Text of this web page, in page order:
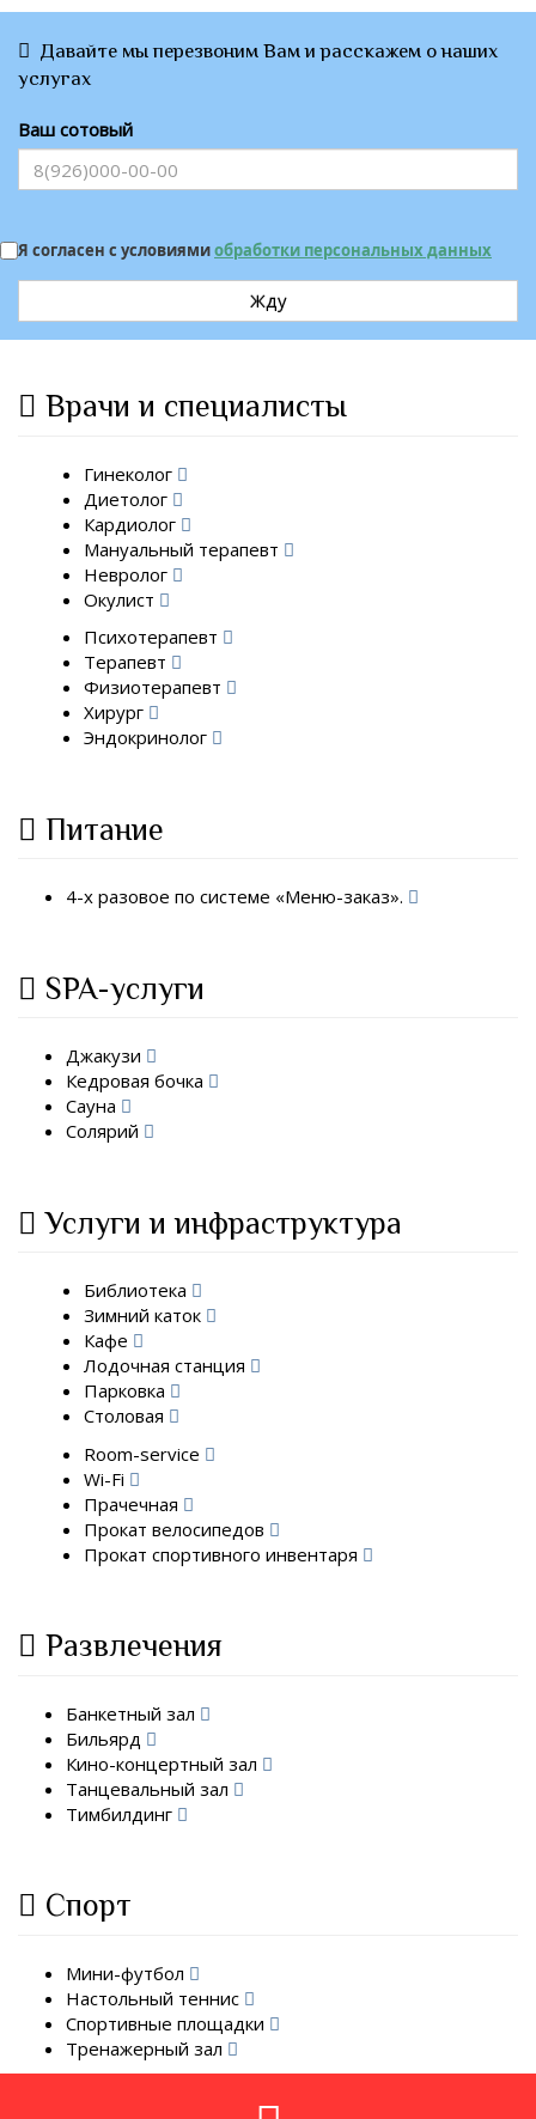
Давайте мы перезвоним Вам и расскажем о наших
услугах
Ваш сотовый
Я согласен с условиямиобработки персональных данных
Жду
Врачи и специалисты
Гинеколог
Диетолог
Кардиолог
Мануальный терапевт
Невролог
Окулист
Психотерапевт
Терапевт
Физиотерапевт
Хирург
Эндокринолог
Питание
4-х разовое по системе «Меню-заказ».
SPA-услуги
Джакузи
Кедровая бочка
Сауна
Солярий
Услуги и инфраструктура
Библиотека
Зимний каток
Кафе
Лодочная станция
Парковка
Столовая
Room-service
Wi-Fi
Прачечная
Прокат велосипедов
Прокат спортивного инвентаря
Развлечения
Банкетный зал
Бильярд
Кино-концертный зал
Танцевальный зал
Тимбилдинг
Спорт
Мини-футбол
Настольный теннис
Спортивные площадки
Тренажерный зал